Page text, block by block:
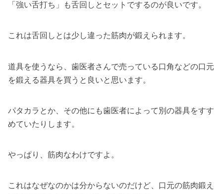
「強い舌打ち」も舌回しとセットでするのが良いです。
これは舌回しとは少し違った筋肉が鍛えられます。
道具を使うなら、歯医者さんで売っている口角などの口元
を鍛える器具を買うと良いと思います。
パタカラとか、その他にも歯医者によって別の器具をすす
めていたりします。
やっぱり、筋肉なわけですよ。
これはなぜなのかは分からないのだけど、口元の筋肉鍛え